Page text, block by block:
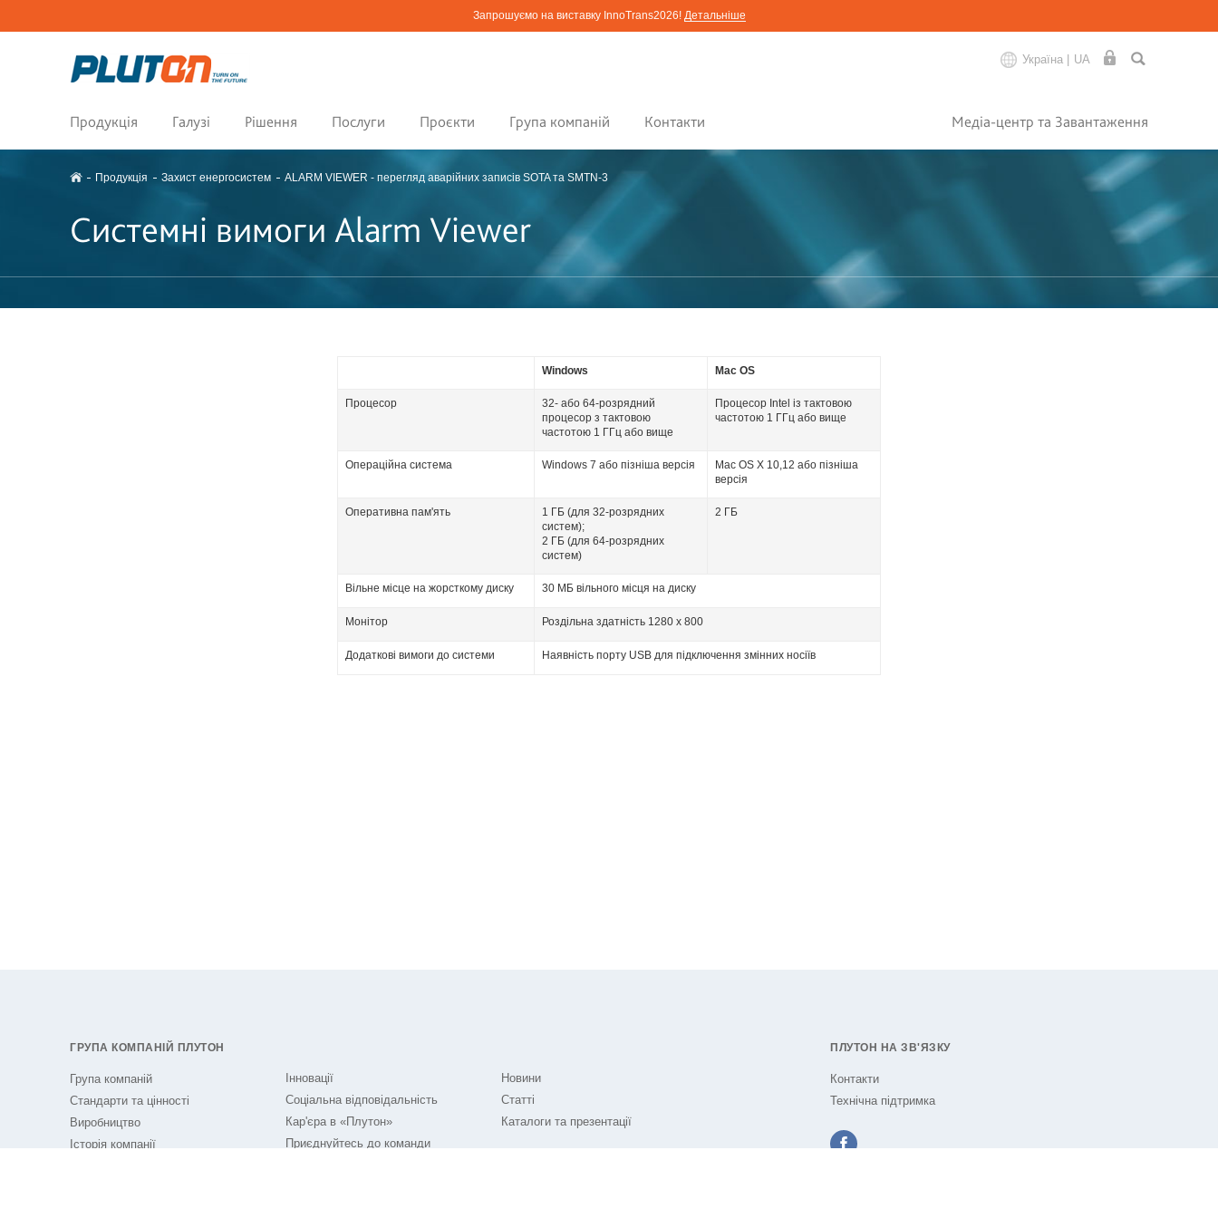
Запрошуємо на виставку InnoTrans2026! Детальніше
Україна | UA
Продукція Галузі Рішення Послуги Проєкти Група компаній Контакти Медіа-центр та Завантаження
Продукція Захист енергосистем ALARM VIEWER - перегляд аварійних записів SOTA та SMTN-3
Cистемні вимоги Alarm Viewer
Windows Mac OS
Процесор
32- або 64-розрядний
процесор з тактовою
частотою 1 ГГц або вище
Процесор Intel із тактовою
частотою 1 ГГц або вище
Операційна система Windows 7 або пізніша версія
Mac OS X 10,12 або пізніша
версія
Оперативна пам'ять
1 ГБ (для 32-розрядних
систем);
2 ГБ (для 64-розрядних
систем)
2 ГБ
Вільне місце на жорсткому диску 30 МБ вільного місця на диску
Монітор Роздільна здатність 1280 x 800
Додаткові вимоги до системи Наявність порту USB для підключення змінних носіїв
ГРУПА КОМПАНІЙ ПЛУТОН
Група компаній
Стандарти та цінності
Виробництво
Історія компанії
Інновації
Соціальна відповідальність
Кар'єра в «Плутон»
Приєднуйтесь до команди
Новини
Статті
Каталоги та презентації
ПЛУТОН НА ЗВ'ЯЗКУ
Контакти
Технічна підтримка